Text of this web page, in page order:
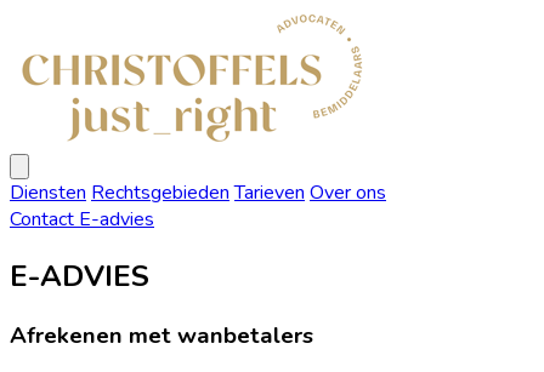
Advocaten
menu
Diensten Rechtsgebieden Tarieven Over ons
Contact E-advies
E-ADVIES
Afrekenen met wanbetalers